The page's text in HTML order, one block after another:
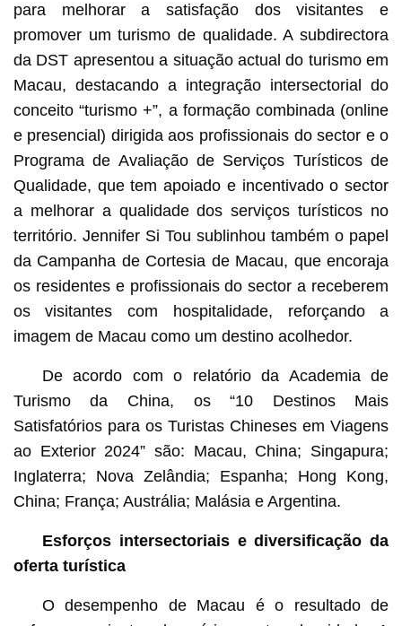
para melhorar a satisfação dos visitantes e
promover um turismo de qualidade. A subdirectora
da DST apresentou a situação actual do turismo em
Macau, destacando a integração intersectorial do
conceito “turismo +”, a formação combinada (online
e presencial) dirigida aos profissionais do sector e o
Programa de Avaliação de Serviços Turísticos de
Qualidade, que tem apoiado e incentivado o sector
a melhorar a qualidade dos serviços turísticos no
território. Jennifer Si Tou sublinhou também o papel
da Campanha de Cortesia de Macau, que encoraja
os residentes e profissionais do sector a receberem
os visitantes com hospitalidade, reforçando a
imagem de Macau como um destino acolhedor.
De acordo com o relatório da Academia de
Turismo da China, os “10 Destinos Mais
Satisfatórios para os Turistas Chineses em Viagens
ao Exterior 2024” são: Macau, China; Singapura;
Inglaterra; Nova Zelândia; Espanha; Hong Kong,
China; França; Austrália; Malásia e Argentina.
Esforços intersectoriais e diversificação da
oferta turística
O desempenho de Macau é o resultado de